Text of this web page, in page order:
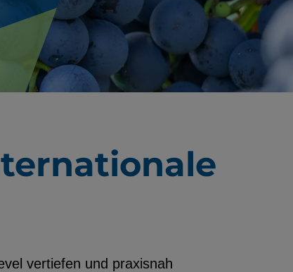
vertiefen und praxisnah